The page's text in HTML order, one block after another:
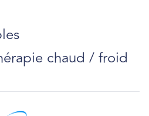
chaud / froid